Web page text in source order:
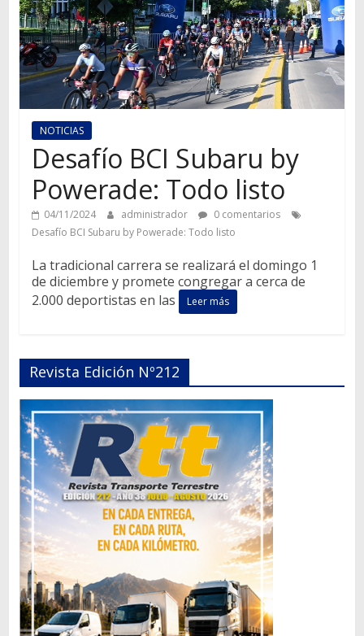
transporte
NOTICIAS
Desafío BCI Subaru by
Powerade: Todo listo
04/11/2024 administrador
0 comentarios
Desafío BCI Subaru by Powerade: Todo listo
La tradicional carrera se realizará el domingo 1
de diciembre y promete congregar a cerca de
2.000 deportistas en las
Leer más
Revista Edición Nº212